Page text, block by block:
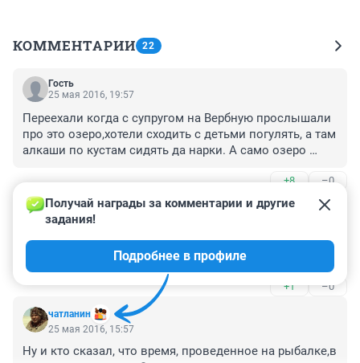
КОММЕНТАРИИ 22
Гость
25 мая 2016, 19:57
Переехали когда с супругом на Вербную прослышали
про это озеро,хотели сходить с детьми погулять, а там
алкаши по кустам сидять да нарки. А само озеро
ничего и нет
+8 –0
Гость
25 мая 2016, 18:02
Наверно около ост домики? Но это не район бсмп...в
озере искать надо
+1 –0
чатланин
Получай награды за комментарии и другие
задания!
Подробнее в профиле
25 мая 2016, 15:57
Ну и кто сказал, что время, проведенное на рыбалке,в